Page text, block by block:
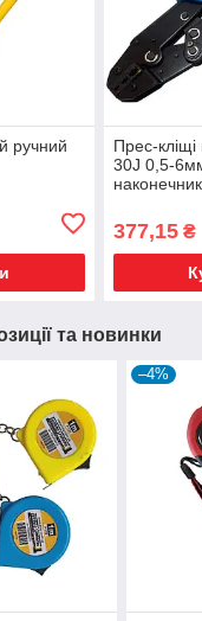
ручний
Прес-кліщі
30J 0,5-
377,15₴
та новинки
–4%